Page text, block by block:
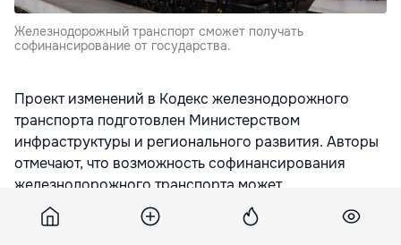
Железнодорожный транспорт сможет получать
софинансирование от государства.
Проект изменений в Кодекс железнодорожного
транспорта подготовлен Министерством
инфраструктуры и регионального развития. Авторы
отмечают, что возможность софинансирования
железнодорожного транспорта может
способствовать разгрузке движения в отдельных
районах страны. В качестве примера в